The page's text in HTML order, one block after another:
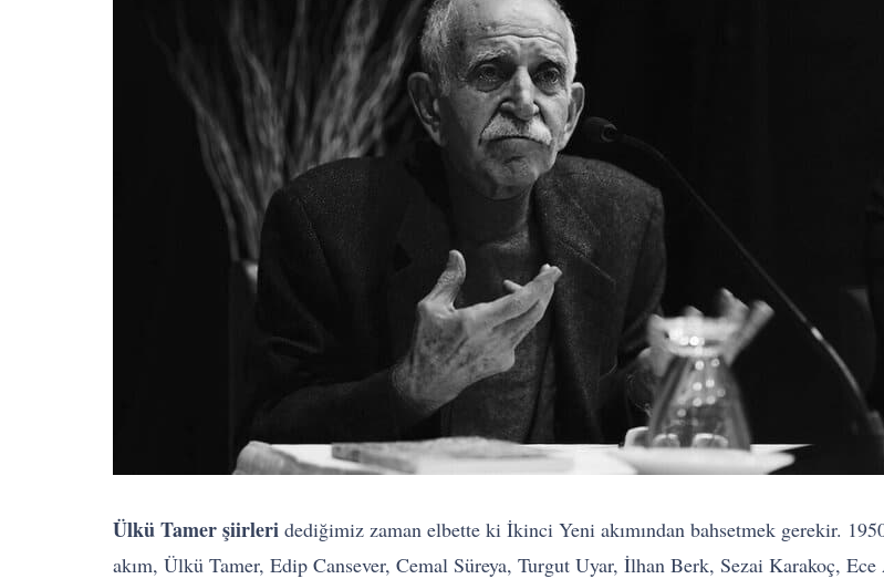
Ülkü Tamer şiirleri dediğimiz zaman elbette ki İkinci Yeni akımından bahsetmek gerekir.
akım, Ülkü Tamer, Edip Cansever, Cemal Süreya, Turgut Uyar, İlhan Berk, Sezai Karakoç,